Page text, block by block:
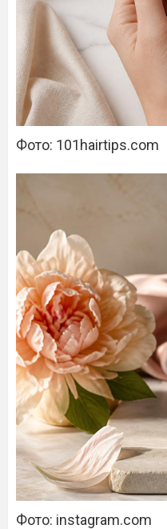
Фото: 101hairtips.com
Фото: instagram.com